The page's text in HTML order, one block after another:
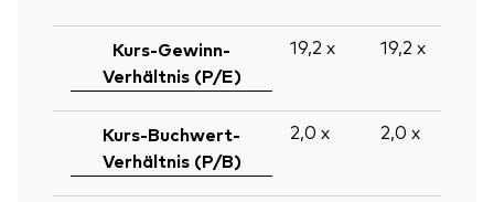
Kurs-Gewinn-
Verhältnis (P/E)
19,2 x 19,2 x
Kurs-Buchwert-
Verhältnis (P/B)
2,0 x 2,0 x